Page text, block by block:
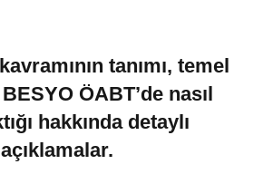
tanımı, temel
ÖABT’de nasıl
hakkında detaylı